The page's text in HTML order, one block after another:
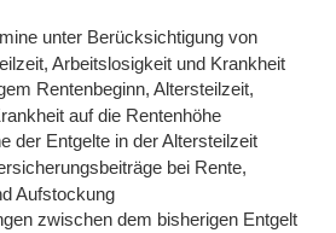
unter Berücksichtigung von
Arbeitslosigkeit und Krankheit
Rentenbeginn, Altersteilzeit,
auf die Rentenhöhe
der Entgelte in der Altersteilzeit
bei Rente,
Aufstockung
zwischen dem bisherigen Entgelt